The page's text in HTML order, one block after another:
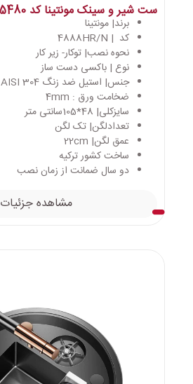
ست شیر و سینک مونتینا کد 105480
برند| مونتینا
کد | 4888HR/N
نحوه نصب| توکار- زیر کار
نوع | باکسی دست ساز
جنس| استیل ضد زنگ AISI 304
ضخامت ورق : 4mm
سایزکلی| 48*105سانتی متر
تعدادلگن| تک لگن
عمق لگن| 22cm
ساخت کشور ترکیه
دو سال ضمانت از زمان نصب
مشاهده جزئیات